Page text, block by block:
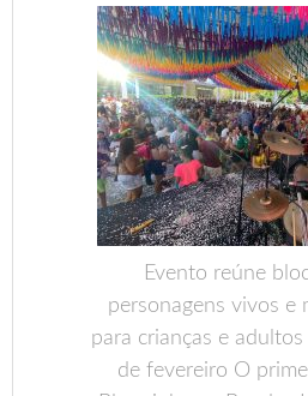
Evento reúne
personagens vivos e
para crianças e
de fevereiro O